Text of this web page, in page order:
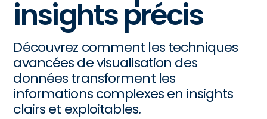
insights précis
Découvrez comment les techniques
avancées de visualisation des
données transforment les
informations complexes en insights
clairs et exploitables.